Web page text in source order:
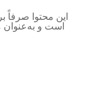
این محتوا صرفاً
است و به‌عنوان